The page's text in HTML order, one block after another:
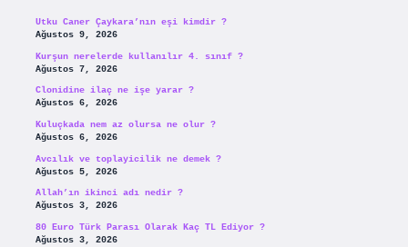
Utku Caner Çaykara’nın eşi kimdir ?
Ağustos 9, 2026
Kurşun nerelerde kullanılır 4. sınıf ?
Ağustos 7, 2026
Clonidine ilaç ne işe yarar ?
Ağustos 6, 2026
Kuluçkada nem az olursa ne olur ?
Ağustos 6, 2026
Avcılık ve toplayicilik ne demek ?
Ağustos 5, 2026
Allah’ın ikinci adı nedir ?
Ağustos 3, 2026
80 Euro Türk Parası Olarak Kaç TL Ediyor ?
Ağustos 3, 2026